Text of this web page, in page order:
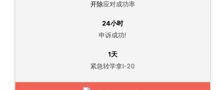
开除应对成功率
24小时
申诉成功!
1天
紧急转学拿I-20